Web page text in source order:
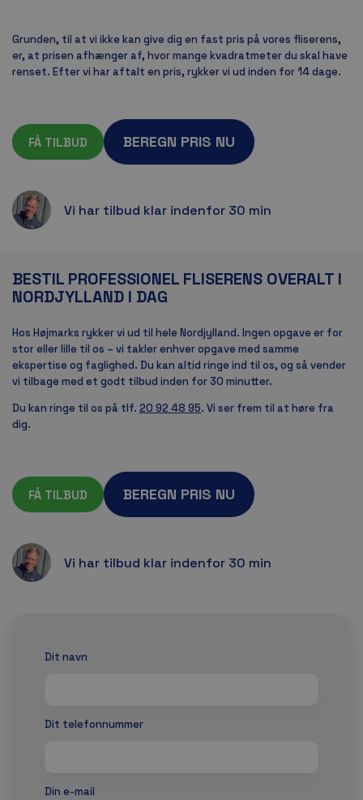
Grunden, til at vi ikke kan give dig en fast pris på vores fliserens,
er, at prisen afhænger af, hvor mange kvadratmeter du skal have
renset. Efter vi har aftalt en pris, rykker vi ud inden for 14 dage.
FÅ TILBUD BEREGN PRIS NU
Vi har tilbud klar indenfor 30 min
BESTIL PROFESSIONEL FLISERENS OVERALT I
NORDJYLLAND I DAG
Hos Højmarks rykker vi ud til hele Nordjylland. Ingen opgave er for
stor eller lille til os – vi takler enhver opgave med samme
ekspertise og faglighed. Du kan altid ringe ind til os, og så vender
vi tilbage med et godt tilbud inden for 30 minutter.
Du kan ringe til os på tlf. 20 92 48 95. Vi ser frem til at høre fra
dig.
FÅ TILBUD BEREGN PRIS NU
Vi har tilbud klar indenfor 30 min
Dit navn
Dit telefonnummer
Din e-mail